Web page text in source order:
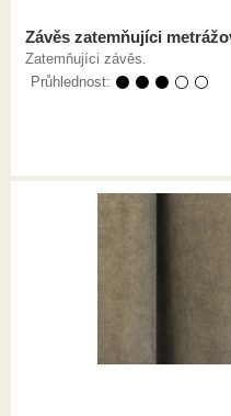
Závěs zatemňujíci
Zatemňujíci závěs.
Průhlednost: ⚫ ⚫ ⚫ ⚪ ⚪